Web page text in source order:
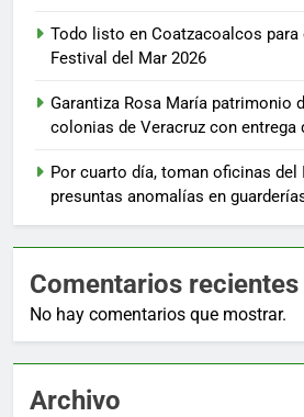
Todo listo en Coatzacoalcos para
Festival del Mar 2026
Garantiza Rosa María patrimonio
colonias de Veracruz con entrega
Por cuarto día, toman oficinas del
presuntas anomalías en
Comentarios recientes
No hay comentarios que mostrar.
Archivo